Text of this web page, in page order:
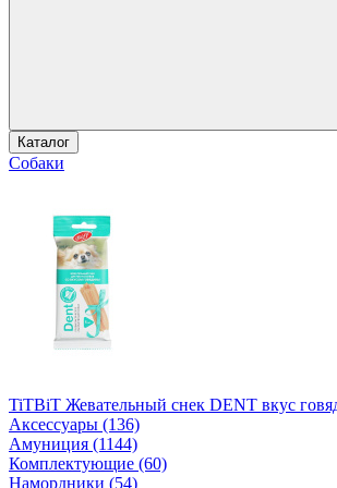
Каталог
Собаки
TiTBiT Жевательный снек DENT вкус
Аксессуары (136)
Амуниция (1144)
Комплектующие (60)
Намордники (54)